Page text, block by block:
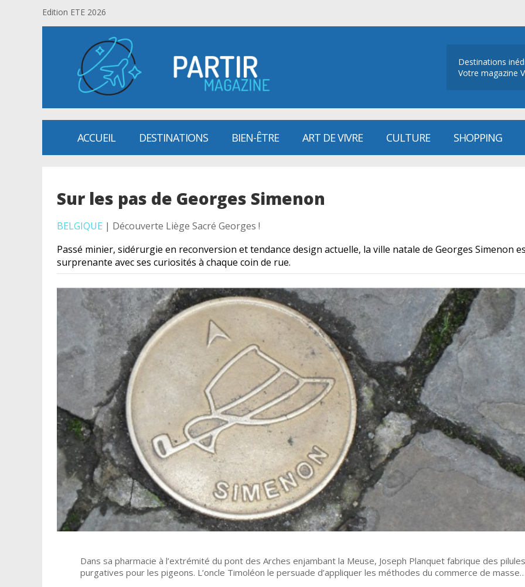
Edition ETE 2026
Destinations
Votre magazine
ACCUEIL DESTINATIONS BIEN-ÊTRE ART DE VIVRE CULTURE SHOPPING
Sur les pas de Georges Simenon
BELGIQUE | Découverte Liège Sacré Georges !
Passé minier, sidérurgie en reconversion et tendance design actuelle, la ville natale de Georges Simenon
surprenante avec ses curiosités à chaque coin de rue.
Dans sa pharmacie à l’extrémité du pont des Arches enjambant la Meuse, Joseph Planquet fabrique des pilules
purgatives pour les pigeons. L’oncle Timoléon le persuade d’appliquer les méthodes du commerce de